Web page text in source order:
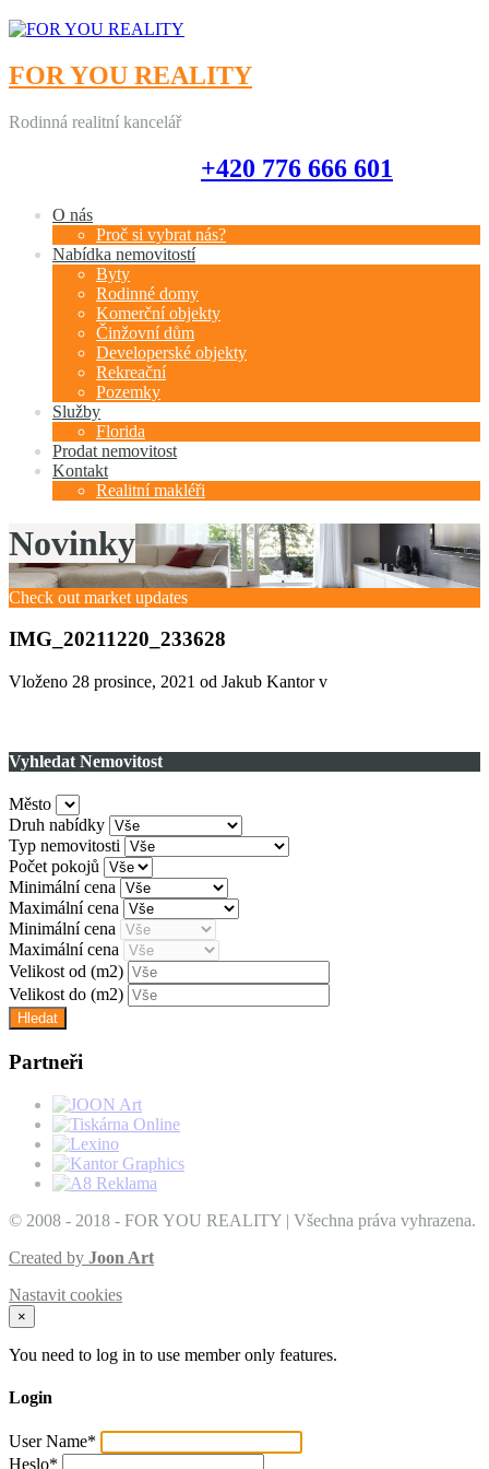
FOR YOU REALITY
Rodinná realitní kancelář
+420 776 666 601
O nás
Proč si vybrat nás?
Nabídka nemovitostí
Byty
Rodinné domy
Komerční objekty
Činžovní dům
Developerské objekty
Rekreační
Pozemky
Služby
Florida
Prodat nemovitost
Kontakt
Realitní makléři
Novinky
Check out market updates
IMG_20211220_233628
Vloženo 28 prosince, 2021 od Jakub Kantor v
Vyhledat Nemovitost
Město
Druh nabídky
Typ nemovitosti
Počet pokojů
Minimální cena
Maximální cena
Minimální cena
Maximální cena
Velikost od (m2)
Velikost do (m2)
Partneři
© 2008 - 2018 - FOR YOU REALITY | Všechna práva vyhrazena.
Created by Joon Art
Nastavit cookies
×
You need to log in to use member only features.
Login
User Name*
Heslo*